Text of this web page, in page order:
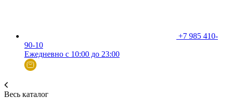
+7 985 410-
90-10
Ежедневно с 10:00 до 23:00
Весь каталог